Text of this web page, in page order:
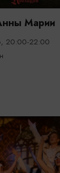
Марии
20:00-22:00